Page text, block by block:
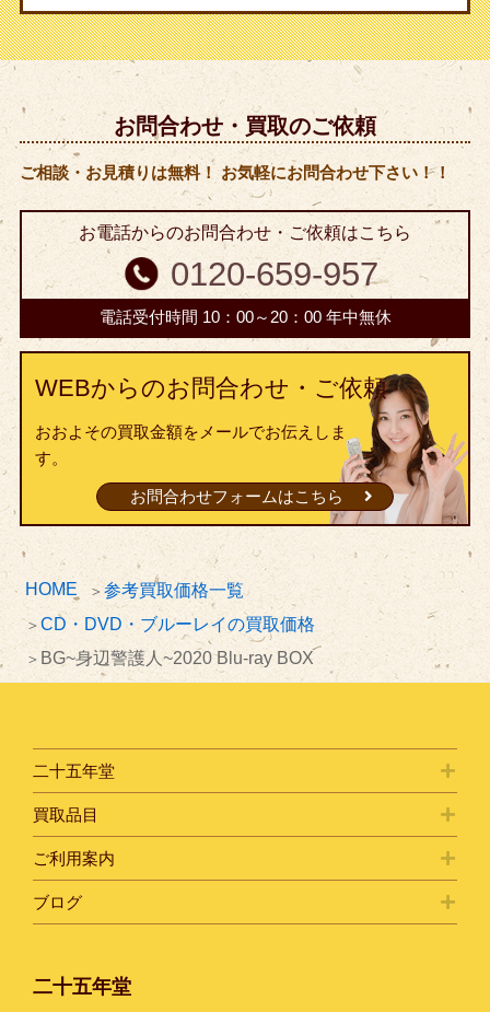
HOME
参考買取価格一覧
CD・DVD・ブルーレイの買取価格
BG~身辺警護人~2020 Blu-ray BOX
お問合わせ・買取のご依頼
ご相談・お見積りは無料！ お気軽にお問合わせ下さい！！
お電話からのお問合わせ・ご依頼はこちら
0120-659-957
電話受付時間 10：00～20：00 年中無休
WEBからのお問合わせ・ご依頼
おおよその買取金額をメールでお伝えしま
す。
お問合わせフォームはこちら
二十五年堂
買取品目
ご利用案内
ブログ
二十五年堂